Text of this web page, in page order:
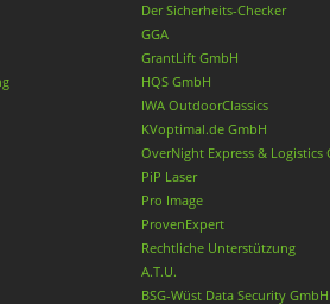
Der Sicherheits-Checker
GGA
GrantLift GmbH
HQS GmbH
IWA OutdoorClassics
KVoptimal.de GmbH
OverNight Express & Logistics
PiP Laser
Pro Image
ProvenExpert
Rechtliche Unterstützung
A.T.U.
BSG-Wüst Data Security GmbH